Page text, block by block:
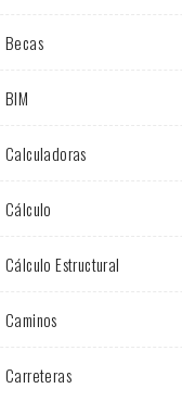
Becas
BIM
Calculadoras
Cálculo
Cálculo Estructural
Caminos
Carreteras